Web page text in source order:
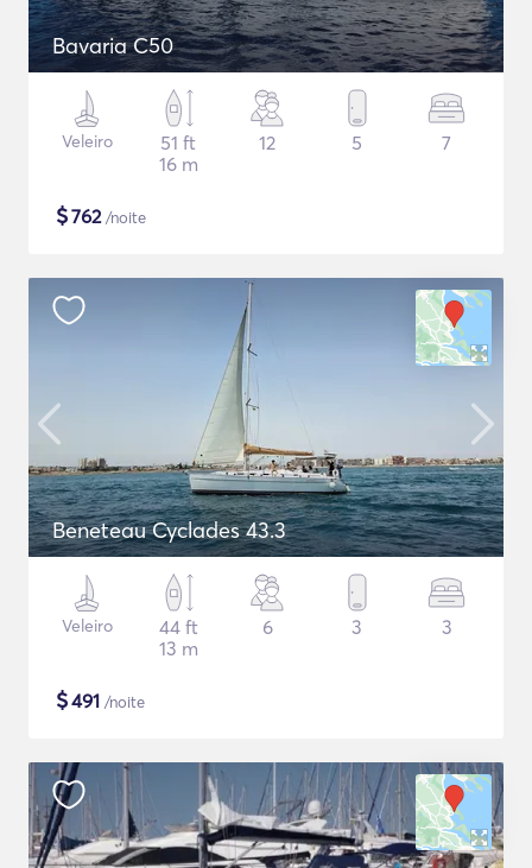
Bavaria C50
Veleiro
51 ft
16 m
12 5 7
$762/noite
Beneteau Cyclades 43.3
Veleiro
44 ft
13 m
6 3 3
$491 /noite